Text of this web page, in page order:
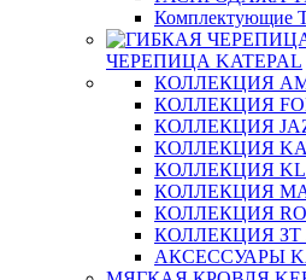
Комплектующие
ЧЕРЕПИЦА KATEPAL
КОЛЛЕКЦИЯ
КОЛЛЕКЦИЯ
КОЛЛЕКЦИЯ
КОЛЛЕКЦИЯ
КОЛЛЕКЦИЯ
КОЛЛЕКЦИЯ
КОЛЛЕКЦИЯ
КОЛЛЕКЦИЯ ЗТ
АКСЕССУАРЫ